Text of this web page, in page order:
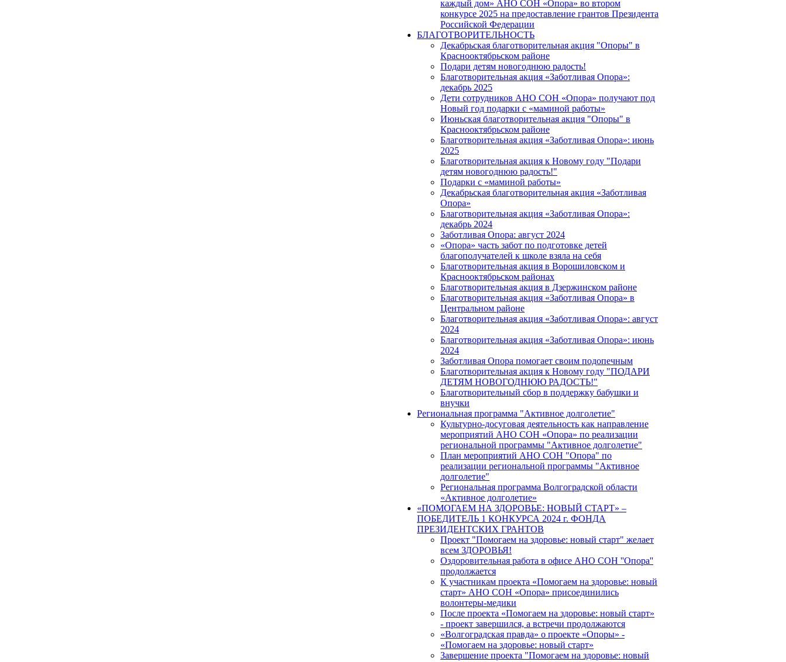
каждый дом» АНО СОН «Опора» во втором
конкурсе 2025 на предоставление грантов Президента
Российской Федерации
БЛАГОТВОРИТЕЛЬНОСТЬ
Декабрьская благотворительная акция "Опоры" в
Краснооктябрьском районе
Подари детям новогоднюю радость!
Благотворительная акция «Заботливая Опора»:
декабрь 2025
Дети сотрудников АНО СОН «Опора» получают под
Новый год подарки с «маминой работы»
Июньская благотворительная акция "Опоры" в
Краснооктябрьском районе
Благотворительная акция «Заботливая Опора»: июнь
2025
Благотворительная акция к Новому году "Подари
детям новогоднюю радость!"
Подарки с «маминой работы»
Декабрьская благотворительная акция «Заботливая
Опора»
Благотворительная акция «Заботливая Опора»:
декабрь 2024
Заботливая Опора: август 2024
«Опора» часть забот по подготовке детей
благополучателей к школе взяла на себя
Благотворительная акция в Ворошиловском и
Краснооктябрьском районах
Благотворительная акция в Дзержинском районе
Благотворительная акция «Заботливая Опора» в
Центральном районе
Благотворительная акция «Заботливая Опора»: август
2024
Благотворительная акция «Заботливая Опора»: июнь
2024
Заботливая Опора помогает своим подопечным
Благотворительная акция к Новому году "ПОДАРИ
ДЕТЯМ НОВОГОДНЮЮ РАДОСТЬ!"
Благотворительный сбор в поддержку бабушки и
внучки
Региональная программа "Активное долголетие"
Культурно-досуговая деятельность как направление
мероприятий АНО СОН «Опора» по реализации
региональной программы "Активное долголетие"
План мероприятий АНО СОН "Опора" по
реализации региональной программы "Активное
долголетие"
Региональная программа Волгоградской области
«Активное долголетие»
«ПОМОГАЕМ НА ЗДОРОВЬЕ: НОВЫЙ СТАРТ» –
ПОБЕДИТЕЛЬ 1 КОНКУРСА 2024 г. ФОНДА
ПРЕЗИДЕНТСКИХ ГРАНТОВ
Проект "Помогаем на здоровье: новый старт" желает
всем ЗДОРОВЬЯ!
Оздоровительная работа в офисе АНО СОН ''Опора''
продолжается
К участникам проекта «Помогаем на здоровье: новый
старт» АНО СОН «Опора» присоединились
волонтеры-медики
После проекта «Помогаем на здоровье: новый старт»
- проект завершился, а встречи продолжаются
«Волгоградская правда» о проекте «Опоры» -
«Помогаем на здоровье: новый старт»
Завершение проекта "Помогаем на здоровье: новый